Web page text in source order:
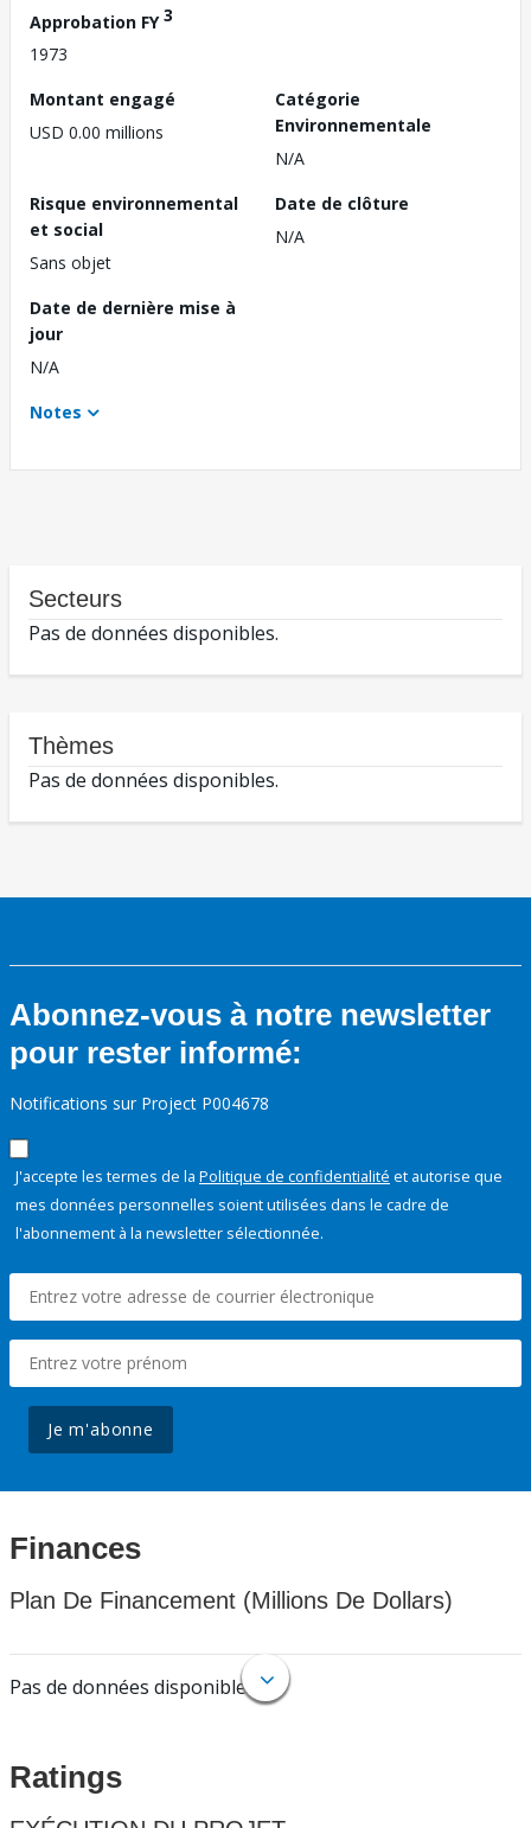
Approbation FY3
1973
Montant engagé
USD 0.00 millions
Catégorie
Environnementale
N/A
Risque environnemental
et social
Sans objet
Date de clôture
N/A
Date de dernière mise à
jour
N/A
Notes
Secteurs
Pas de données disponibles.
Thèmes
Pas de données disponibles.
Abonnez-vous à notre newsletter
pour rester informé:
Notifications sur Project P004678
J'accepte les termes de la Politique de confidentialité et autorise que
mes données personnelles soient utilisées dans le cadre de
l'abonnement à la newsletter sélectionnée.
Je m'abonne
Finances
Plan De Financement (Millions De Dollars)
Pas de données disponibles.
Ratings